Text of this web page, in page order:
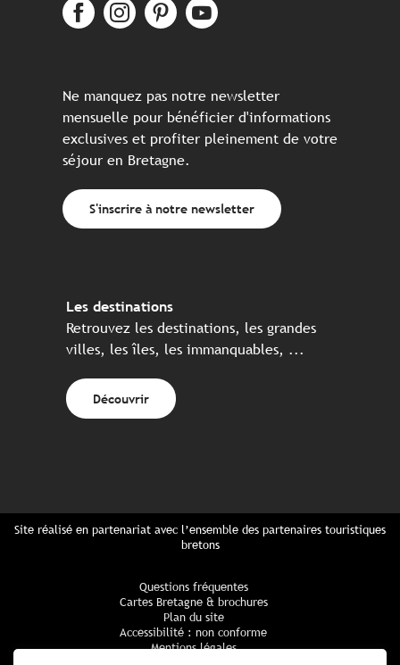
Ne manquez pas notre newsletter
mensuelle pour bénéficier d'informations
exclusives et profiter pleinement de votre
séjour en Bretagne.
S'inscrire à notre newsletter
Les destinations
Retrouvez les destinations, les grandes
villes, les îles, les immanquables, ...
Découvrir
Site réalisé en partenariat avec l’ensemble des partenaires touristiques
bretons
Questions fréquentes
Cartes Bretagne & brochures
Plan du site
Accessibilité : non conforme
Mentions légales